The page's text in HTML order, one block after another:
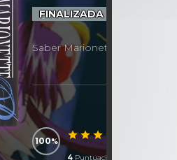
FINALIZADA
Saber Marionette R
100
4 Puntuaciones